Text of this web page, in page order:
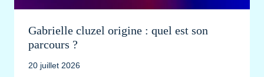
Gabrielle cluzel origine : quel est son
parcours ?
20 juillet 2026